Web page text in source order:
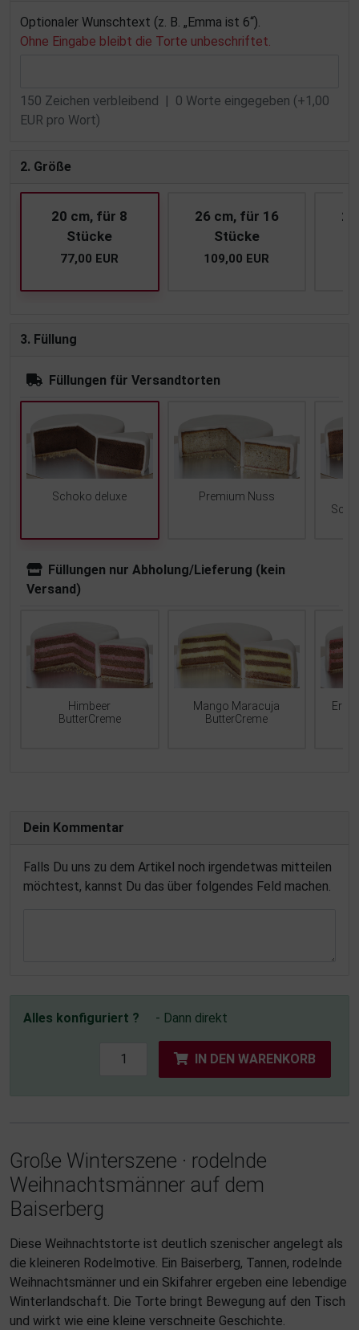
Optionaler Wunschtext (z. B. „Emma ist 6“).
Ohne Eingabe bleibt die Torte unbeschriftet.
150 Zeichen verbleibend | 0 Worte eingegeben (+1,00
EUR pro Wort)
2. Größe
20 cm, für 8
Stücke
77,00 EUR
26 cm, für 16
Stücke
109,00 EUR
3. Füllung
Füllungen für Versandtorten
Schoko deluxe
Premium Nuss
Füllungen nur Abholung/Lieferung (kein
Versand)
Himbeer
ButterCreme
Mango Maracuja
ButterCreme
Dein Kommentar
Falls Du uns zu dem Artikel noch irgendetwas mitteilen
möchtest, kannst Du das über folgendes Feld machen.
Alles konfiguriert ? - Dann direkt
IN DEN WARENKORB
Große Winterszene · rodelnde
Weihnachtsmänner auf dem
Baiserberg
Diese Weihnachtstorte ist deutlich szenischer angelegt als
die kleineren Rodelmotive. Ein Baiserberg, Tannen, rodelnde
Weihnachtsmänner und ein Skifahrer ergeben eine lebendige
Winterlandschaft. Die Torte bringt Bewegung auf den Tisch
und wirkt wie eine kleine verschneite Geschichte.